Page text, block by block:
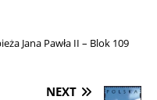
Jana Pawła II – Blok 109
NEXT